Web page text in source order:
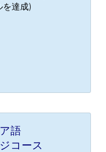
を達成)
語
コース